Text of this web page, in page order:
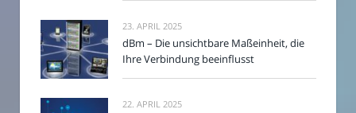
23. APRIL 2025
dBm – Die unsichtbare Maßeinheit, die
Ihre Verbindung beeinflusst
22. APRIL 2025